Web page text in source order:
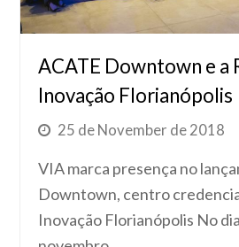
ACATE Downtown e a
Inovação Florianópolis
25 de November de 2018
VIA marca presença no
Downtown, centro
Inovação Florianópolis No